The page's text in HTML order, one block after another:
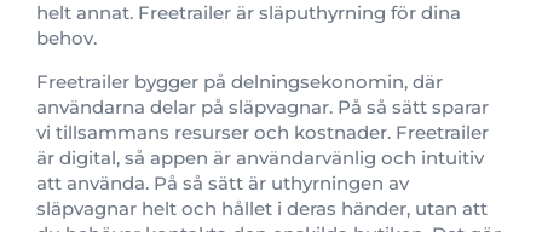
helt annat. Freetrailer är släputhyrning för dina
behov.
Freetrailer bygger på delningsekonomin, där
användarna delar på släpvagnar. På så sätt sparar
vi tillsammans resurser och kostnader. Freetrailer
är digital, så appen är användarvänlig och intuitiv
att använda. På så sätt är uthyrningen av
släpvagnar helt och hållet i deras händer, utan att